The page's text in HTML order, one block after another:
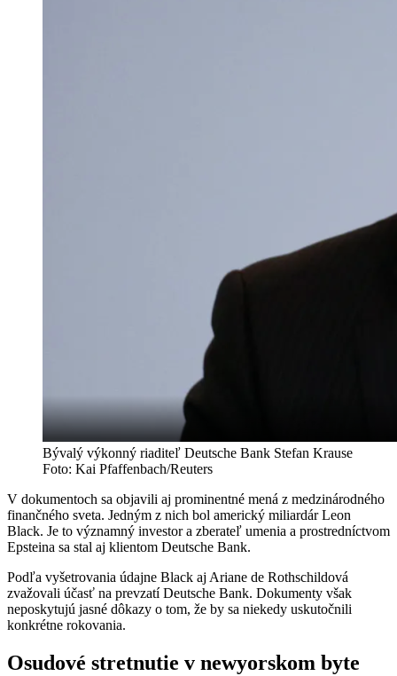
Bývalý výkonný riaditeľ Deutsche Bank Stefan Krause
Foto: Kai Pfaffenbach/Reuters
V dokumentoch sa objavili aj prominentné mená z medzinárodného
finančného sveta. Jedným z nich bol americký miliardár Leon
Black. Je to významný investor a zberateľ umenia a prostredníctvom
Epsteina sa stal aj klientom Deutsche Bank.
Podľa vyšetrovania údajne Black aj Ariane de Rothschildová
zvažovali účasť na prevzatí Deutsche Bank. Dokumenty však
neposkytujú jasné dôkazy o tom, že by sa niekedy uskutočnili
konkrétne rokovania.
Osudové stretnutie v newyorskom byte